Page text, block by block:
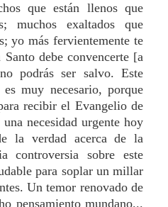
que están llenos que
muchos exaltados que
yo más fervientemente te
debe convencerte [a
podrás ser salvo. Este
muy necesario, porque
recibir el Evangelio de
necesidad urgente hoy
la verdad acerca de la
controversia sobre este
para soplar un millar
Un temor renovado de
pensamiento mundano...